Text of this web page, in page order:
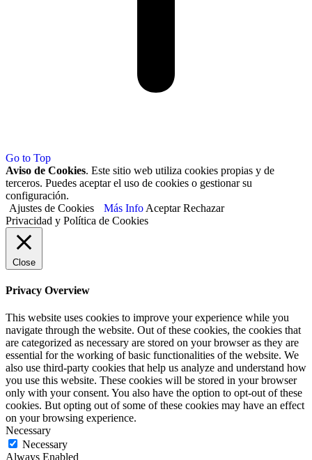
Go to Top
Aviso de Cookies. Este sitio web utiliza cookies propias y de
terceros. Puedes aceptar el uso de cookies o gestionar su
configuración.
Ajustes de Cookies
Más Info Aceptar Rechazar
Privacidad y Política de Cookies
Close
Privacy Overview
This website uses cookies to improve your experience while you
navigate through the website. Out of these cookies, the cookies that
are categorized as necessary are stored on your browser as they are
essential for the working of basic functionalities of the website. We
also use third-party cookies that help us analyze and understand how
you use this website. These cookies will be stored in your browser
only with your consent. You also have the option to opt-out of these
cookies. But opting out of some of these cookies may have an effect
on your browsing experience.
Necessary
Necessary
Always Enabled